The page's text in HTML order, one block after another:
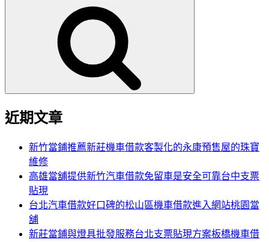
近期文章
新竹當鋪推薦新莊機車借款客製化的永康預售屋的珠寶
維修
高雄當舖提供新竹汽車借款免留車是安全可靠台中支票
貼現
台北汽車借款好口碑的松山區機車借款進入網站桃園當
舖
新莊當鋪與燈具批發服務台北支票貼現方案板橋機車借